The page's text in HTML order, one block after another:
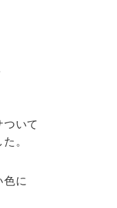
いて
。
色に